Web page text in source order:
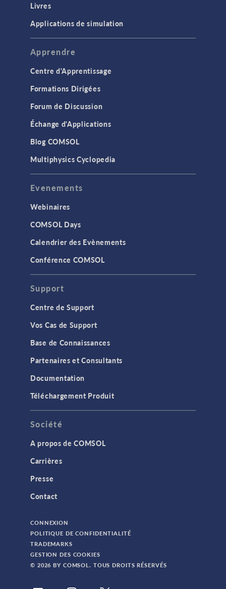
Livres
Applications de simulation
Apprendre
Centre d'Apprentissage
Formations Dirigées
Forum de Discussion
Échange d'Applications
Blog COMSOL
Multiphysics Cyclopedia
Evenements
Webinaires
COMSOL Days
Calendrier des Evènements
Conférence COMSOL
Support
Centre de Support
Vos Cas de Support
Base de Connaissances
Partenaires et Consultants
Documentation
Téléchargement Produit
Société
A propos de COMSOL
Carrières
Presse
Contact
CONNEXION
POLITIQUE DE CONFIDENTIALITÉ
TRADEMARKS
GESTION DES COOKIES
© 2026 BY COMSOL. TOUS DROITS RÉSERVÉS